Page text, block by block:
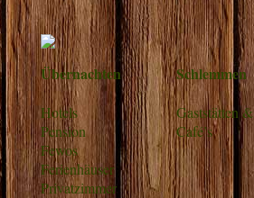
Übernachten
Hotels
Pension
Fewos
Ferienhäuser
Privatzimmer
Schlemmen
Gaststätten &
Café’s